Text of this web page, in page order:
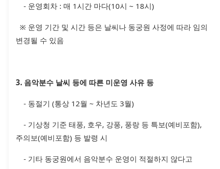
- 운영회차 : 매 1시간 마다(10시 ~ 18시)
※ 운영 기간 및 시간 등은 날씨나 동궁원 사정에 따라 임의
변경될 수 있음
3. 음악분수 날씨 등에 따른 미운영 사유 등
- 동절기 (통상 12월 ~ 차년도 3월)
- 기상청 기준 태풍, 호우, 강풍, 풍랑 등 특보(예비포함),
주의보(예비포함) 등 발령 시
- 기타 동궁원에서 음악분수 운영이 적절하지 않다고